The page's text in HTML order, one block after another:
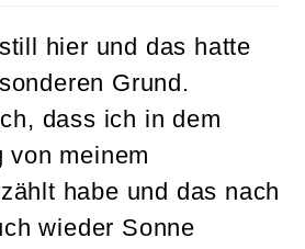
hier und das hatte
Grund.
dass ich in dem
von meinem
habe und das nach
wieder Sonne